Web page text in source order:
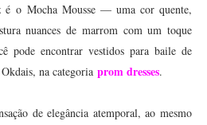
é oMocha Mousse — uma cor quente,
nuances de marrom com um toque
pode encontrar vestidos para baile de
kdais, na categoria prom dresses.
de elegância atemporal, ao mesmo